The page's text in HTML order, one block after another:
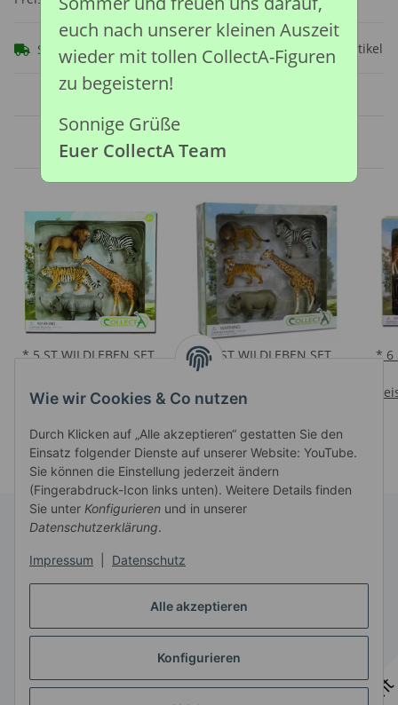
Alle akzeptieren
Konfigurieren
Wie wir Cookies & Co nutzen
Durch Klicken auf „Alle akzeptieren“ gestatten Sie den
Einsatz folgender Dienste auf unserer Website: YouTube.
Sie können die Einstellung jederzeit ändern
(Fingerabdruck-Icon links unten). Weitere Details finden
Sie unter Konfigurieren und in unserer
Datenschutzerklärung.
Impressum Datenschutz
Sofort verfügbar Frage zum Artikel
Ähnliche Artikel
* 5 ST WILDLEBEN SET
Preise nach Anmeldung
* 5 ST WILDLEBEN SET
Preise nach Anmeldung
* 6
Informationen
Gesetzliche Informationen
Vertrag widerrufen
euch nach unserer kleinen Auszeit
wieder mit tollen CollectA-Figuren
zu begeistern!
Sonnige Grüße
Euer CollectA Team